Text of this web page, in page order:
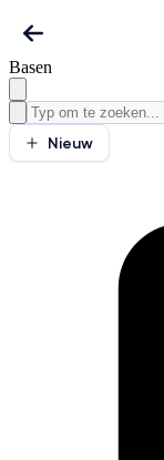
Basen
Nieuw